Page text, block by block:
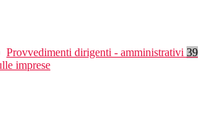
Provvedimenti dirigenti - amministrativi 39
imprese